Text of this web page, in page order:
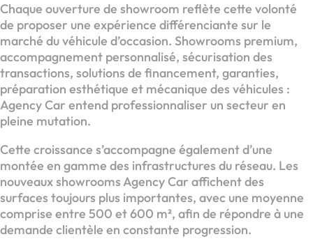
Chaque ouverture de showroom reflète cette volonté
de proposer une expérience différenciante sur le
marché du véhicule d’occasion. Showrooms premium,
accompagnement personnalisé, sécurisation des
transactions, solutions de financement, garanties,
préparation esthétique et mécanique des véhicules :
Agency Car entend professionnaliser un secteur en
pleine mutation.
Cette croissance s’accompagne également d’une
montée en gamme des infrastructures du réseau. Les
nouveaux showrooms Agency Car affichent des
surfaces toujours plus importantes, avec une moyenne
comprise entre 500 et 600 m², afin de répondre à une
demande clientèle en constante progression.